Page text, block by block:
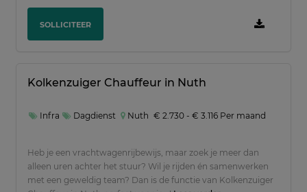
SOLLICITEER
Kolkenzuiger Chauffeur in Nuth
Infra Dagdienst Nuth € 2.730 - € 3.116 Per maand
Heb je een vrachtwagenrijbewijs, maar zoek je meer dan
alleen uren achter het stuur? Wil je rijden én samenwerken
met een geweldig team? Dan is de functie van Kolkenzuiger